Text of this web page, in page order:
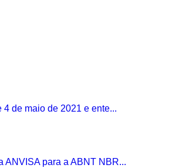
de maio de 2021 e ente...
ANVISA para a ABNT NBR...